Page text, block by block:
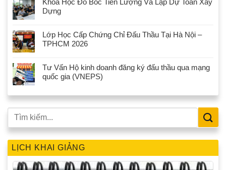
Khóa Học Đo Bóc Tiên Lượng Và Lập Dự Toán Xây
Dựng
Lớp Học Cấp Chứng Chỉ Đấu Thầu Tại Hà Nội –
TPHCM 2026
Tư Vấn Hộ kinh doanh đăng ký đấu thầu qua mạng
quốc gia (VNEPS)
LỊCH KHAI GIẢNG